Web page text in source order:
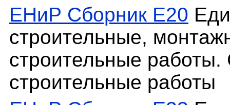
ЕНиР Сборник Е20
строительные,
строительные
строительные работы